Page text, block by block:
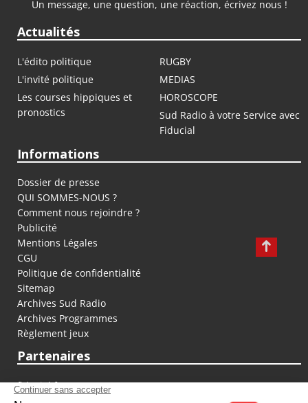
Un message, une question, une réaction, écrivez nous !
Actualités
L'édito politique
RUGBY
L'invité politique
MEDIAS
Les courses hippiques et
pronostics
HOROSCOPE
Sud Radio à votre Service avec
Fiducial
Informations
Dossier de presse
QUI SOMMES-NOUS ?
Comment nous rejoindre ?
Publicité
Mentions Légales
CGU
Politique de confidentialité
Sitemap
Archives Sud Radio
Archives Programmes
Règlement jeux
Partenaires
fiducial.fr